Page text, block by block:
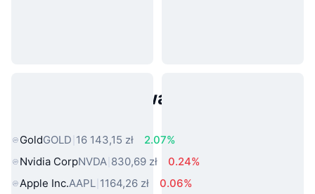
Popularne aktywa ze świata
GoldGOLD 16 143,15 zł
2.07%
Nvidia CorpNVDA 830,69 zł
0.24%
Apple Inc.AAPL 1164,26 zł
0.06%